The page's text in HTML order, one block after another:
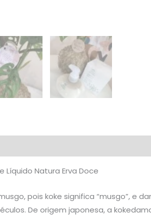
Natura Erva Doce
pois koke significa “musgo”, e
De origem japonesa, a